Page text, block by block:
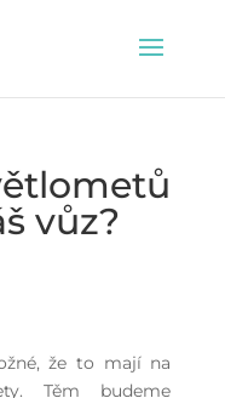
vůz?
že to mají na
Těm budeme